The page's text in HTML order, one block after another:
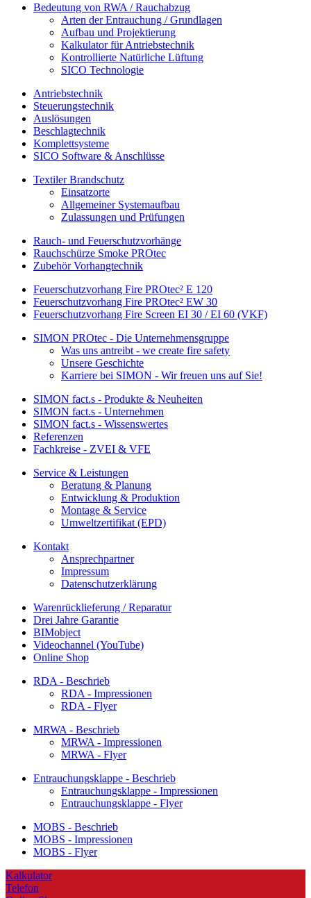
Bedeutung von RWA / Rauchabzug
Arten der Entrauchung / Grundlagen
Aufbau und Projektierung
Kalkulator für Antriebstechnik
Kontrollierte Natürliche Lüftung
SICO Technologie
Antriebstechnik
Steuerungstechnik
Auslösungen
Beschlagtechnik
Komplettsysteme
SICO Software & Anschlüsse
Textiler Brandschutz
Einsatzorte
Allgemeiner Systemaufbau
Zulassungen und Prüfungen
Rauch- und Feuerschutzvorhänge
Rauchschürze Smoke PROtec
Zubehör Vorhangtechnik
Feuerschutzvorhang Fire PROtec² E 120
Feuerschutzvorhang Fire PROtec² EW 30
Feuerschutzvorhang Fire Screen EI 30 / EI 60 (VKF)
SIMON PROtec - Die Unternehmensgruppe
Was uns antreibt - we create fire safety
Unsere Geschichte
Karriere bei SIMON - Wir freuen uns auf Sie!
SIMON fact.s - Produkte & Neuheiten
SIMON fact.s - Unternehmen
SIMON fact.s - Wissenswertes
Referenzen
Fachkreise - ZVEI & VFE
Service & Leistungen
Beratung & Planung
Entwicklung & Produktion
Montage & Service
Umweltzertifikat (EPD)
Kontakt
Ansprechpartner
Impressum
Datenschutzerklärung
Warenrücklieferung / Reparatur
Drei Jahre Garantie
BIMobject
Videochannel (YouTube)
Online Shop
RDA - Beschrieb
RDA - Impressionen
RDA - Flyer
MRWA - Beschrieb
MRWA - Impressionen
MRWA - Flyer
Entrauchungsklappe - Beschrieb
Entrauchungsklappe - Impressionen
Entrauchungsklappe - Flyer
MOBS - Beschrieb
MOBS - Impressionen
MOBS - Flyer
Kalkulator
Telefon